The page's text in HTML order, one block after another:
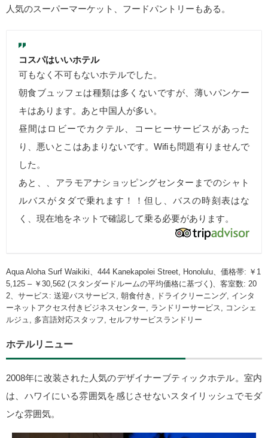
人気のスーパーマーケット、フードパントリーもある。
コスパはいいホテル
可もなく不可もないホテルでした。
朝食ブュッフェは種類は多くないですが、薄いパンケー
キはあります。あと中国人が多い。
昼間はロビーでカクテル、コーヒーサービスがあった
り、悪いとこはあまりないです。Wifiも問題有りませんで
した。
あと、、アラモアナショッピングセンターまでのシャト
ルバスがタダで乗れます！！但し、バスの時刻表はな
く、現在地をネットで確認して乗る必要があります。
Aqua Aloha Surf Waikiki、444 Kanekapolei Street, Honolulu、価格帯: ￥1
5,125 – ￥30,562 (スタンダードルームの平均価格に基づく)、客室数: 20
2、サービス: 送迎バスサービス, 朝食付き, ドライクリーニング, インタ
ーネットアクセス付きビジネスセンター, ランドリーサービス, コンシェ
ルジュ, 多言語対応スタッフ, セルフサービスランドリー
ホテルリニュー
2008年に改装された人気のデザイナーブティックホテル。室内
は、ハワイにいる雰囲気を感じさせないスタイリッシュでモダ
ンな雰囲気。